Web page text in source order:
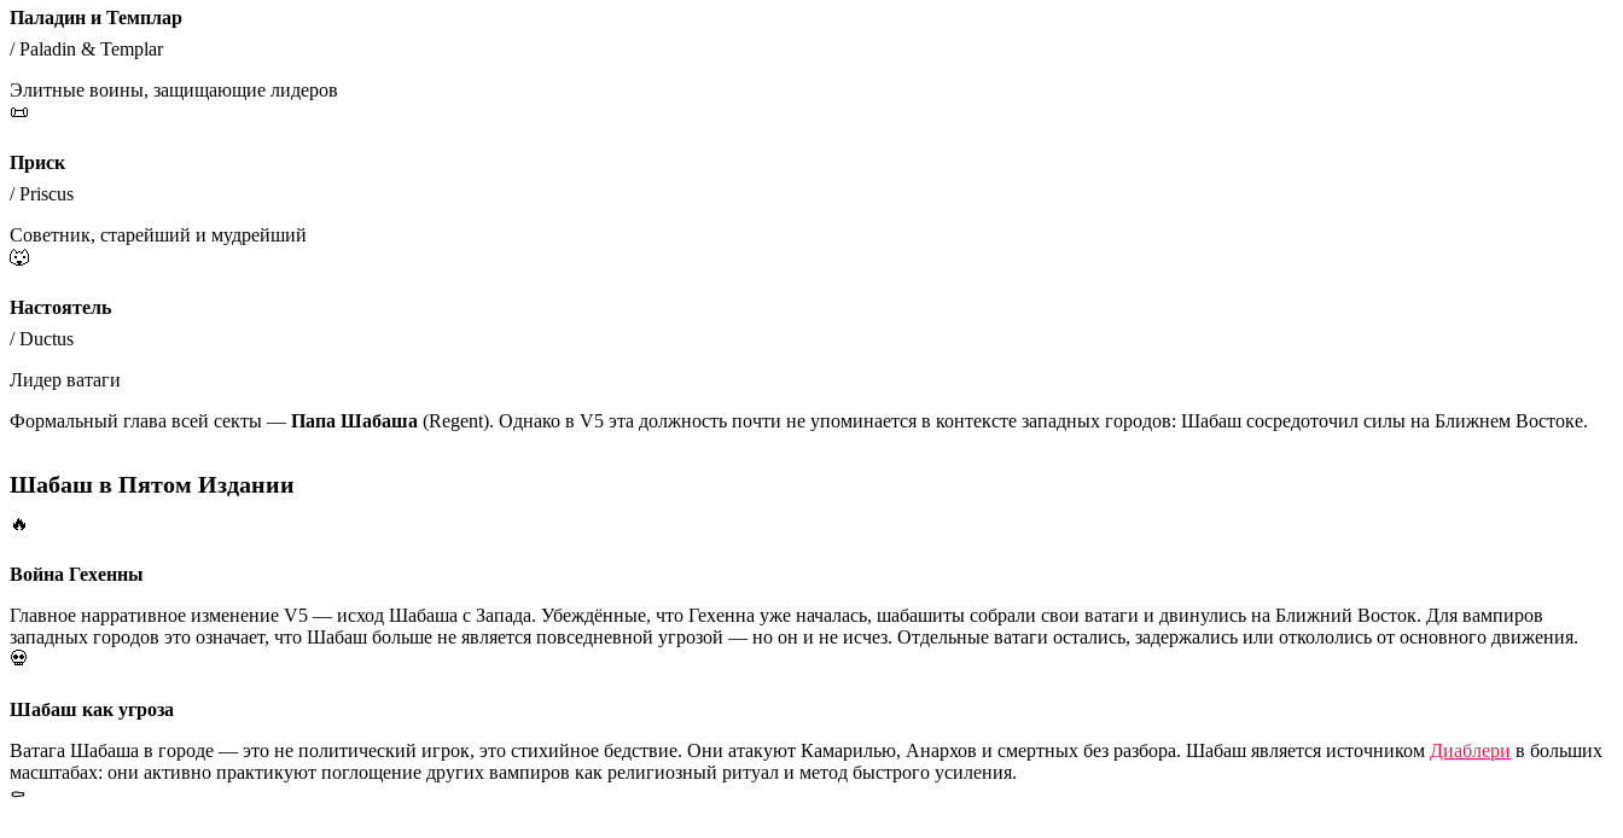
Паладин и Темплар
/Paladin & Templar
Элитные воины, защищающие лидеров
📜
Приск
/Priscus
Советник, старейший и мудрейший
🐺
Настоятель
/Ductus
Лидер ватаги
Формальный глава всей секты — Папа Шабаша (Regent). Однако в V5 эта должность почти не упоминается в контексте западных городов: Шабаш сосредоточил силы на Ближнем Востоке.
Шабаш в Пятом Издании
🔥
Война Гехенны
Главное нарративное изменение V5 — исход Шабаша с Запада. Убеждённые, что Гехенна уже началась, шабашиты собрали свои ватаги и двинулись на Ближний Восток. Для вампиров
западных городов это означает, что Шабаш больше не является повседневной угрозой — но он и не исчез. Отдельные ватаги остались, задержались или откололись от основного движения.
💀
Шабаш как угроза
Ватага Шабаша в городе — это не политический игрок, это стихийное бедствие. Они атакуют Камарилью, Анархов и смертных без разбора. Шабаш является источником Диаблери в больших
масштабах: они активно практикуют поглощение других вампиров как религиозный ритуал и метод быстрого усиления.
⚰️